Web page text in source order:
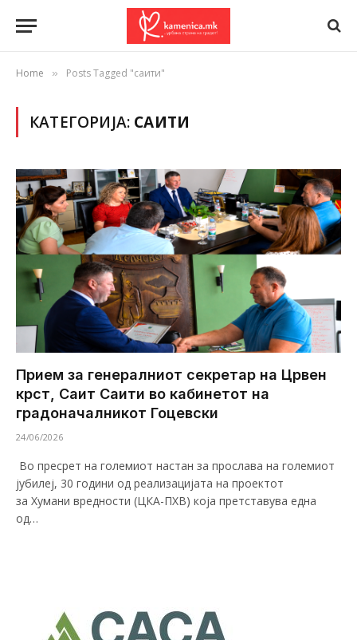
Home » Posts Tagged "саити"
КАТЕГОРИЈА: САИТИ
Прием за генералниот секретар на Црвен
крст, Саит Саити во кабинетот на
градоначалникот Гоцевски
24/06/2026
Во пресрет на големиот настан за прослава на големиот
јубилеј, 30 години од реализацијата на проектот
за Хумани вредности (ЦКА-ПХВ) која претставува една
од…